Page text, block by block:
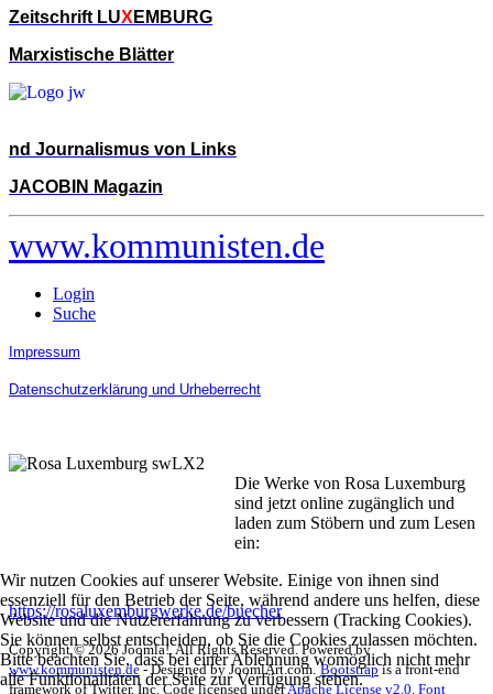
Zeitschrift LUX EMBURG
Marxistische Blätter
nd Journalismus von Links
JACOBIN Magazin
www.kommunisten.de
Login
Suche
Impressum
Datenschutzerklärung und Urheberrecht
Die Werke von Rosa Luxemburg
sind jetzt online zugänglich und
laden zum Stöbern und zum Lesen
ein:
https://rosaluxemburgwerke.de/buecher
Copyright © 2026 Joomla!. All Rights Reserved. Powered by
www.kommunisten.de- Designed by JoomlArt.com. Bootstrapis a front-end
framework of Twitter, Inc. Code licensed underApache License v2.0 Font
Wir nutzen Cookies auf unserer Website. Einige von ihnen sind
essenziell für den Betrieb der Seite, während andere uns helfen, diese
Website und die Nutzererfahrung zu verbessern (Tracking Cookies).
Sie können selbst entscheiden, ob Sie die Cookies zulassen möchten.
Bitte beachten Sie, dass bei einer Ablehnung womöglich nicht mehr
alle Funktionalitäten der Seite zur Verfügung stehen.